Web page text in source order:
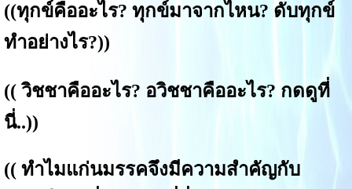
((ทุกข์คืออะไร? ทุกข์มาจากไหน? ดับทุกข์
ทำอย่างไร?))
((วิชชาคืออะไร? อวิชชาคืออะไร? กดดูที่
นี่..))
(( ทำไมแก่นมรรคจึงมีความสำคัญกับ